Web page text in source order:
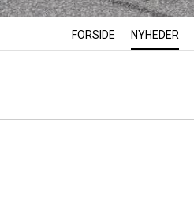
FORSIDE NYHEDER